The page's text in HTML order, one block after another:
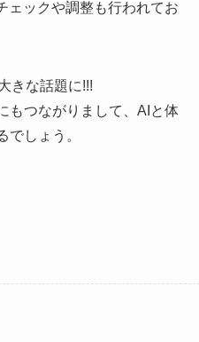
ェックや調整も行われてお
きな話題に!!!
もつながりまして、AIと体
しょう。